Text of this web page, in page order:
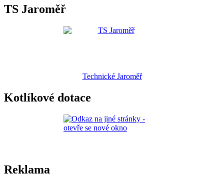
TS Jaroměř
Technické Jaroměř
Kotlíkové dotace
Reklama